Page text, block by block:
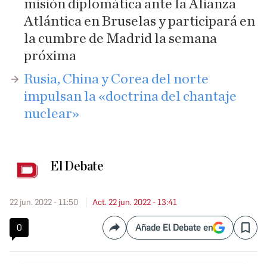
misión diplomática ante la Alianza
Atlántica en Bruselas y participará en
la cumbre de Madrid la semana
próxima
Rusia, China y Corea del norte
impulsan la «doctrina del chantaje
nuclear»
El Debate
22 jun. 2022 - 11:50 Act. 22 jun. 2022 - 13:41
0 CompartirAñade El Debate en Save